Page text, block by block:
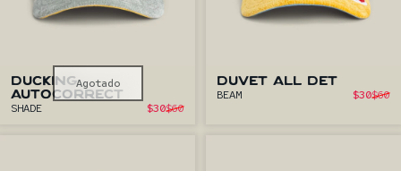
Agotado
DUCKING
AUTOCORRECT
Precio de oferta
$30Precio habitual
$60
SHADE
DUVET ALL DET
$30$60
BEAM